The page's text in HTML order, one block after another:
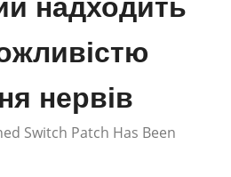
надходить
нервів
Switch Patch Has Been